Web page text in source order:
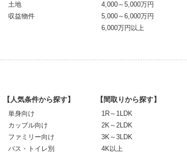
土地
収益物件
4,000～5,000万円
5,000～6,000万円
6,000万円以上
【人気条件から探す】
単身向け
カップル向け
ファミリー向け
バス・トイレ別
【間取りから探す】
1R～1LDK
2K～2LDK
3K～3LDK
4K以上